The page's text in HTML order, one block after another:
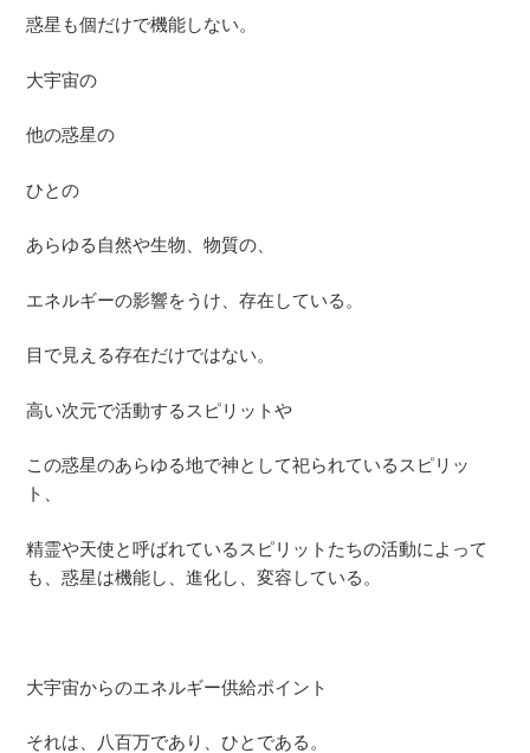
惑星も個だけで機能しない。
大宇宙の
他の惑星の
ひとの
あらゆる自然や生物、物質の、
エネルギーの影響をうけ、存在している。
目で見える存在だけではない。
高い次元で活動するスピリットや
この惑星のあらゆる地で神として祀られているスピリッ
ト、
精霊や天使と呼ばれているスピリットたちの活動によって
も、惑星は機能し、進化し、変容している。
大宇宙からのエネルギー供給ポイント
それは、八百万であり、ひとである。